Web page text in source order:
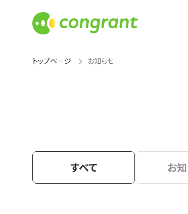
トップページ お知らせ
すべて お